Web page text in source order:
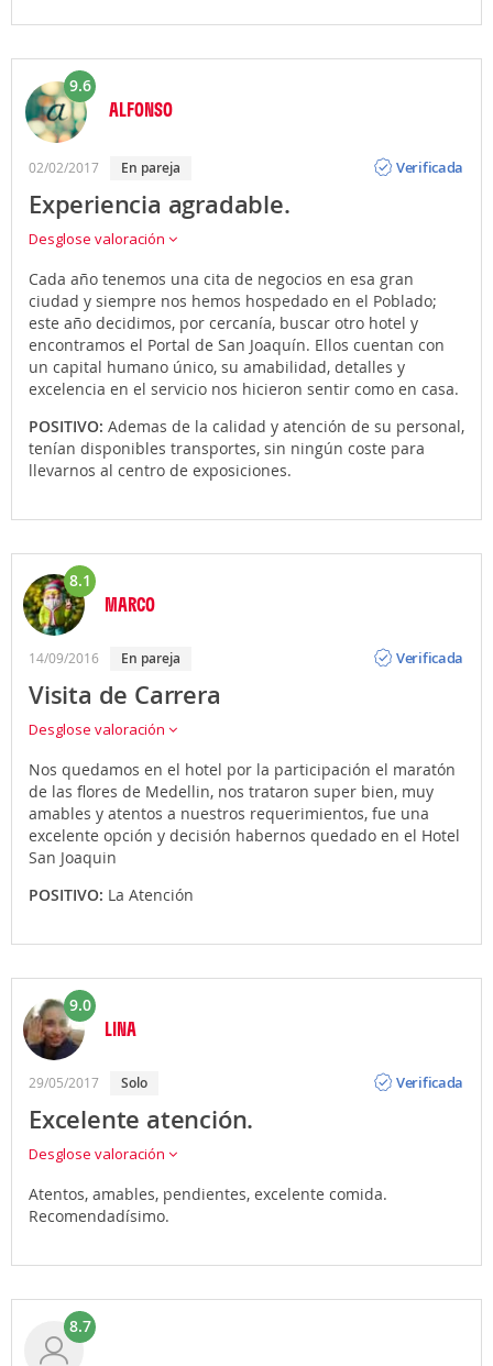
9.6
ALFONSO
02/02/2017 en pareja
Verificada
Experiencia agradable.
Desglose valoración
Cada año tenemos una cita de negocios en esa gran
ciudad y siempre nos hemos hospedado en el Poblado;
este año decidimos, por cercanía, buscar otro hotel y
encontramos el Portal de San Joaquín. Ellos cuentan con
un capital humano único, su amabilidad, detalles y
excelencia en el servicio nos hicieron sentir como en casa.
POSITIVO: Ademas de la calidad y atención de su personal,
tenían disponibles transportes, sin ningún coste para
llevarnos al centro de exposiciones.
8.1
MARCO
14/09/2016 en pareja
Verificada
Visita de Carrera
Desglose valoración
Nos quedamos en el hotel por la participación el maratón
de las flores de Medellin, nos trataron super bien, muy
amables y atentos a nuestros requerimientos, fue una
excelente opción y decisión habernos quedado en el Hotel
San Joaquin
POSITIVO: La Atención
9.0
LINA
29/05/2017 solo
Verificada
Excelente atención.
Desglose valoración
Atentos, amables, pendientes, excelente comida.
Recomendadísimo.
8.7